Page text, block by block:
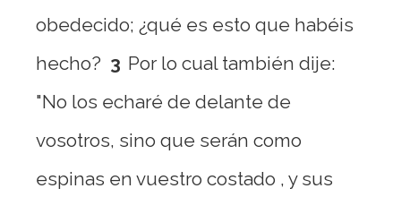
obedecido; ¿qué es esto que habéis
hecho? 3 Por lo cual también dije:
"No los echaré de delante de
vosotros, sino que serán como
espinas en vuestro costado , y sus